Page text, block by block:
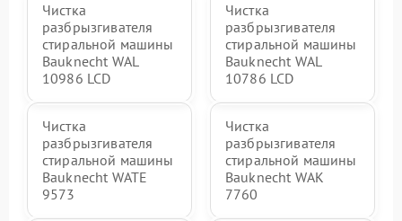
Чистка
разбрызгивателя
стиральной машины
Bauknecht WAL
10986 LCD
Чистка
разбрызгивателя
стиральной машины
Bauknecht WAL
10786 LCD
Чистка
разбрызгивателя
стиральной машины
Bauknecht WATE
9573
Чистка
разбрызгивателя
стиральной машины
Bauknecht WAK
7760